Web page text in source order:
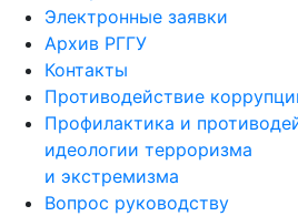
Электронные заявки
Архив РГГУ
Контакты
Противодействие
Профилактика и
идеологии терроризма
и экстремизма
Вопрос руководству